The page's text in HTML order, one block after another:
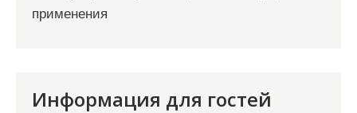
применения
Информация для гостей